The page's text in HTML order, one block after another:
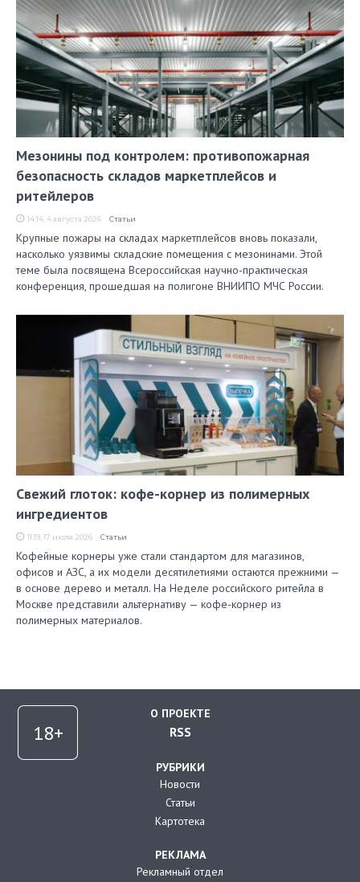
Мезонины под контролем: противопожарная
безопасность складов маркетплейсов и
ритейлеров
14:14, 4 августа 2026 Статьи
Крупные пожары на складах маркетплейсов вновь показали,
насколько уязвимы складские помещения с мезонинами. Этой
теме была посвящена Всероссийская научно-практическая
конференция, прошедшая на полигоне ВНИИПО МЧС России.
Свежий глоток: кофе-корнер из полимерных
ингредиентов
11:19, 17 июля 2026 Статьи
Кофейные корнеры уже стали стандартом для магазинов,
офисов и АЗС, а их модели десятилетиями остаются прежними —
в основе дерево и металл. На Неделе российского ритейла в
Москве представили альтернативу — кофе-корнер из
полимерных материалов.
О ПРОЕКТЕ
RSS
РУБРИКИ
Новости
Статьи
Картотека
РЕКЛАМА
Рекламный отдел